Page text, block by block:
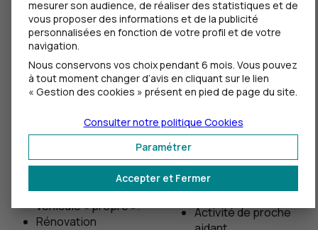
Activité de proche aidant
Naissance ou adoption
du 3eenfant
Création ou reprise
d'entreprise
Acquisition de la
résidence principale
résidence principale
résidence principale
Départ à la retraite
Acquisition d'un
véhicule « propre ».
Rénovation
Surendettement
Divorce, séparation
ou dissolution d'un
Décès
Invalidité
Violences conjugales
Catastrophe
naturelle
Cessation d'activité
ou fin de contrat de
travail
Activité de proche
mesurer son audience, de réaliser des statistiques et de
vous proposer des informations et de la publicité
personnalisées en fonction de votre profil et de votre
navigation.
Nous conservons vos choix pendant 6 mois. Vous pouvez
à tout moment changer d’avis en cliquant sur le lien
« Gestion des cookies » présent en pied de page du site.
Accepter et Fermer
Paramétrer
Consulter notre politique Cookies